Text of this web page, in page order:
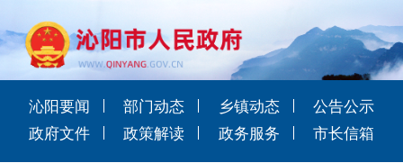
沁阳要闻 部门动态 乡镇动态
公告公示
政府文件
政策解读 政务服务 市长信箱